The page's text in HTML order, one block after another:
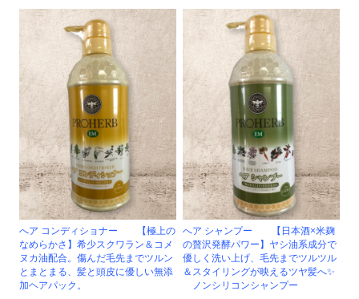
へア コンディショナー 【極上の
なめらかさ】希少スクワラン＆コメ
ヌカ油配合。傷んだ毛先までツルン
とまとまる、髪と頭皮に優しい無添
加ヘアパック。
へア シャンプー 【日本酒×米麹
の贅沢発酵パワー】ヤシ油系成分で
優しく洗い上げ、毛先までツルツル
＆スタイリングが映えるツヤ髪へ✨
ノンシリコンシャンプー